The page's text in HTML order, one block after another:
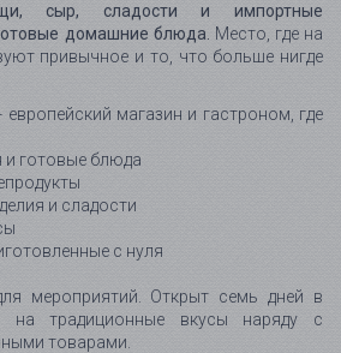
сыр, сладости и импортные
домашние блюда.
Место, где на
привычное и то, что больше нигде
магазин и гастроном, где
готовые блюда
и сладости
с нуля
мероприятий. Открыт семь дней в
на традиционные вкусы наряду с
товарами.